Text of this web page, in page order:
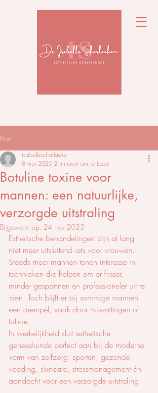
Post
Botuline toxine voor
mannen: een natuurlijke,
verzorgde uitstraling
isabellescharlaeke
8 mei 2025 2 minuten om te lezen
Bijgewerkt op: 24 nov 2025
Esthetische behandelingen zijn al lang
niet meer uitsluitend iets voor vrouwen.
Steeds meer mannen tonen interesse in
technieken die helpen om er frisser,
minder gespannen en professioneler uit te
zien. Toch blijft er bij sommige mannen
een drempel, vaak door misvattingen of
taboe.
In werkelijkheid sluit esthetische
geneeskunde perfect aan bij de moderne
vorm van zelfzorg: sporten, gezonde
voeding, skincare, stressmanagement én
aandacht voor een verzorgde uitstraling.